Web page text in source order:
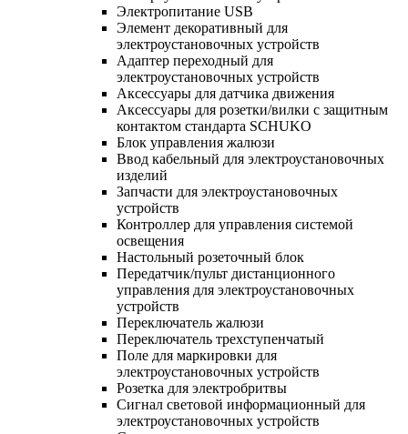
Электропитание USB
Элемент декоративный для
электроустановочных устройств
Адаптер переходный для
электроустановочных устройств
Аксессуары для датчика движения
Аксессуары для розетки/вилки с защитным
контактом стандарта SCHUKO
Блок управления жалюзи
Ввод кабельный для электроустановочных
изделий
Запчасти для электроустановочных
устройств
Контроллер для управления системой
освещения
Настольный розеточный блок
Передатчик/пульт дистанционного
управления для электроустановочных
устройств
Переключатель жалюзи
Переключатель трехступенчатый
Поле для маркировки для
электроустановочных устройств
Розетка для электробритвы
Сигнал световой информационный для
электроустановочных устройств